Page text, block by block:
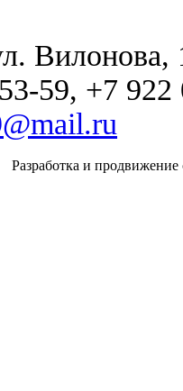
Вилонова,
59, +7 922
Разработка и